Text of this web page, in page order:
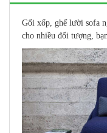
Gối xốp, ghế lười sofa
cho nhiều đối tượng,